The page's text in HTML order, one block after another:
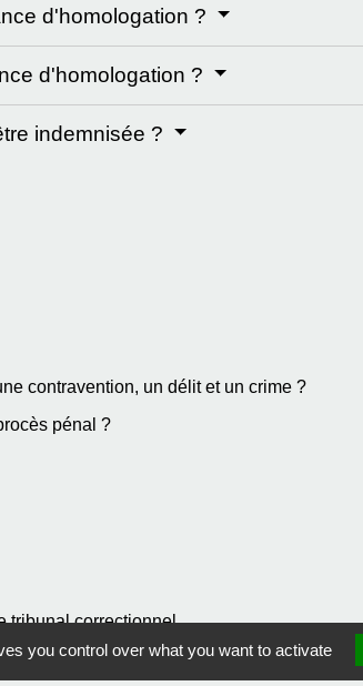
d'homologation ?
d'homologation ?
indemnisée ?
contravention, un délit et un crime ?
pénal ?
tribunal correctionnel
you control over what you want to activate